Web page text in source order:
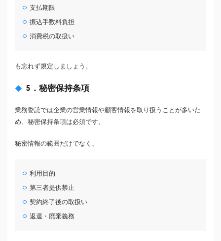
支払期限
振込手数料負担
消費税の取扱い
も忘れず規定しましょう。
5．秘密保持条項
業務委託では企業の営業情報や顧客情報を取り扱うことが多いた
め、秘密保持条項は必須です。
秘密情報の範囲だけでなく、
利用目的
第三者提供禁止
契約終了後の取扱い
返還・廃棄義務